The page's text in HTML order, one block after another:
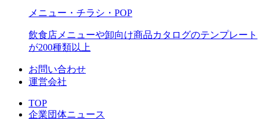
メニュー・チラシ・POP
飲食店メニューや卸向け商品カタログのテンプレート
が200種類以上
お問い合わせ
運営会社
TOP
企業団体ニュース